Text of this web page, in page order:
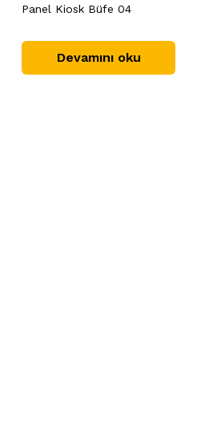
Panel Kiosk Büfe 04
Devamını oku